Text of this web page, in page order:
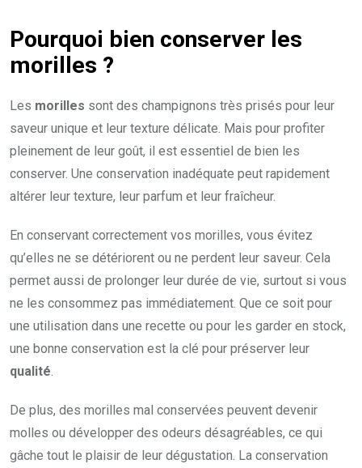
Pourquoi bien conserver les
morilles ?
Les morilles sont des champignons très prisés pour leur
saveur unique et leur texture délicate. Mais pour profiter
pleinement de leur goût, il est essentiel de bien les
conserver. Une conservation inadéquate peut rapidement
altérer leur texture, leur parfum et leur fraîcheur.
En conservant correctement vos morilles, vous évitez
qu’elles ne se détériorent ou ne perdent leur saveur. Cela
permet aussi de prolonger leur durée de vie, surtout si vous
ne les consommez pas immédiatement. Que ce soit pour
une utilisation dans une recette ou pour les garder en stock,
une bonne conservation est la clé pour préserver leur
qualité.
De plus, des morilles mal conservées peuvent devenir
molles ou développer des odeurs désagréables, ce qui
gâche tout le plaisir de leur dégustation. La conservation